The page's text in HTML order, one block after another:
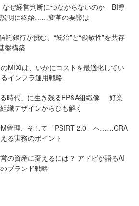
なぜ経営判断につながらないのか BI導
説明に終始……変革の要諦は
託銀行が挑む、“統治”と“俊敏性”を共存
盤構築
MIXIは、いかにコストを最適化してい
インフラ運用戦略
る時代」に生き残るFP&A組織像──好業
織デザインからひも解く
管理、そして「PSIRT 2.0」へ……CRA
る実務のポイント
営の資産に変えるには？ アドビが語るAI
ブランド戦略